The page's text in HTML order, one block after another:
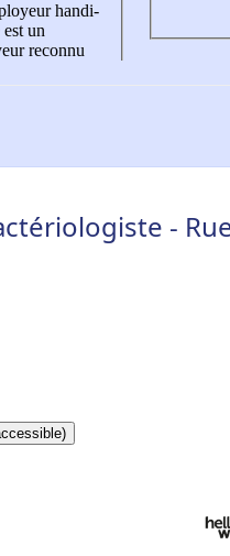
handi-
est un
reconnu
-